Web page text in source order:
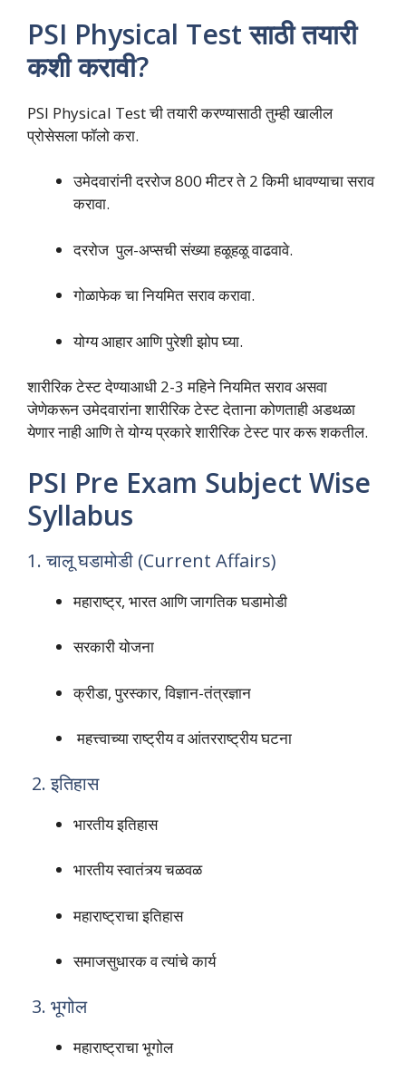
PSI Physical Test साठी तयारी
कशी करावी?
PSI Physical Test ची तयारी करण्यासाठी तुम्ही खालील
प्रोसेसला फॉलो करा.
उमेदवारांनी दररोज 800 मीटर ते 2 किमी धावण्याचा सराव
करावा.
दररोज पुल-अप्सची संख्या हळूहळू वाढवावे.
गोळाफेक चा नियमित सराव करावा.
योग्य आहार आणि पुरेशी झोप घ्या.
शारीरिक टेस्ट देण्याआधी 2-3 महिने नियमित सराव असवा
जेणेकरून उमेदवारांना शारीरिक टेस्ट देताना कोणताही अडथळा
येणार नाही आणि ते योग्य प्रकारे शारीरिक टेस्ट पार करू शकतील.
PSI Pre Exam Subject Wise
Syllabus
1. चालू घडामोडी (Current Affairs)
महाराष्ट्र, भारत आणि जागतिक घडामोडी
सरकारी योजना
क्रीडा, पुरस्कार, विज्ञान-तंत्रज्ञान
महत्त्वाच्या राष्ट्रीय व आंतरराष्ट्रीय घटना
2. इतिहास
भारतीय इतिहास
भारतीय स्वातंत्र्य चळवळ
महाराष्ट्राचा इतिहास
समाजसुधारक व त्यांचे कार्य
3. भूगोल
महाराष्ट्राचा भूगोल